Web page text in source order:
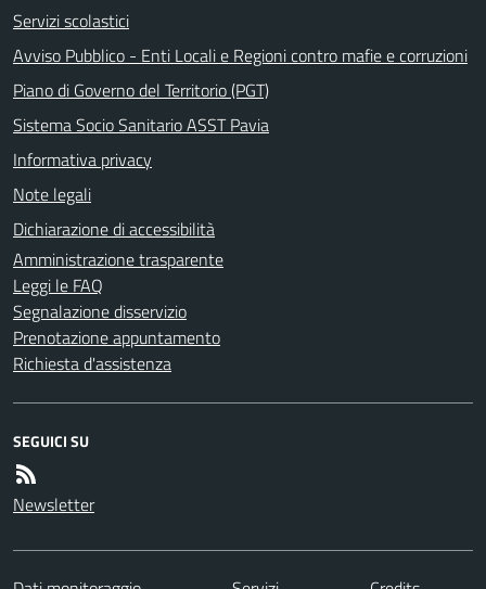
Servizi scolastici
Avviso Pubblico - Enti Locali e Regioni contro mafie e corruzioni
Piano di Governo del Territorio (PGT)
Sistema Socio Sanitario ASST Pavia
Informativa privacy
Note legali
Dichiarazione di accessibilità
Amministrazione trasparente
Leggi le FAQ
Segnalazione disservizio
Prenotazione appuntamento
Richiesta d'assistenza
SEGUICI SU
Newsletter